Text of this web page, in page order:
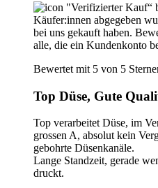
"Verifizierter Kauf“
Käufer:innen abgegeben
bei uns gekauft haben.
alle, die ein Kundenkonto
Bewertet mit 5 von 5
Top Düse, Gute
Top verarbeitet Düse, im
grossen A, absolut kein
gebohrte Düsenkanäle.
Lange Standzeit, gerade
druckt.